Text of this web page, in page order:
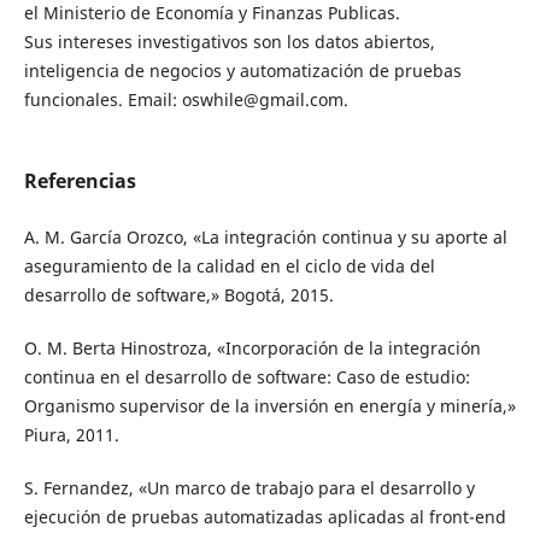
el Ministerio de Economía y Finanzas Publicas.
Sus intereses investigativos son los datos abiertos,
inteligencia de negocios y automatización de pruebas
funcionales. Email: oswhile@gmail.com.
Referencias
A. M. García Orozco, «La integración continua y su aporte al
aseguramiento de la calidad en el ciclo de vida del
desarrollo de software,» Bogotá, 2015.
O. M. Berta Hinostroza, «Incorporación de la integración
continua en el desarrollo de software: Caso de estudio:
Organismo supervisor de la inversión en energía y minería,»
Piura, 2011.
S. Fernandez, «Un marco de trabajo para el desarrollo y
ejecución de pruebas automatizadas aplicadas al front-end